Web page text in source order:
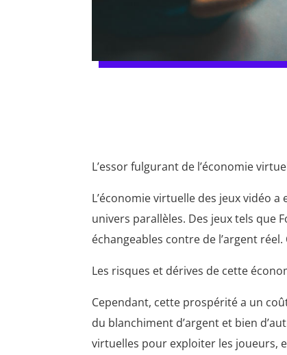
L’essor fulgurant de l’économie
L’économie virtuelle des jeux vidéo
univers parallèles. Des jeux tels que
échangeables contre de l’argent
Les risques et dérives de cette
Cependant, cette prospérité a un
du blanchiment d’argent et bien
virtuelles pour exploiter les joueurs,